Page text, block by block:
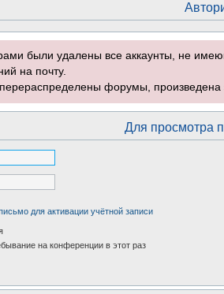
были удалены все аккаунты, не
на почту.
форумы, произведена
Для просмотра
для активации учётной записи
на конференции в этот раз